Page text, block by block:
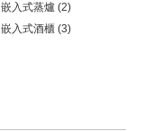
嵌入式蒸爐 (2)
嵌入式酒櫃 (3)